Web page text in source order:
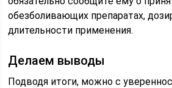
обезболивающих препаратах,
длительности применения.
Делаем выводы
Подводя итоги, можно с